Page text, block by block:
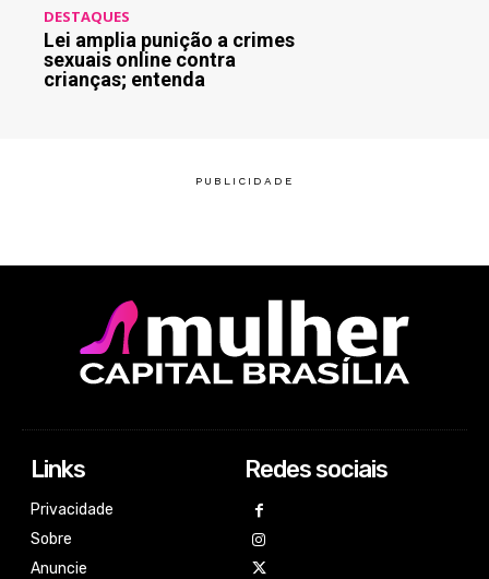
DESTAQUES
Lei amplia punição a crimes
sexuais online contra
crianças; entenda
Links
Privacidade
Sobre
Anuncie
Redes sociais